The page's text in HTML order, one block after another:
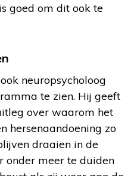
goed om dit ook te
neuropsycholoog
te zien. Hij geeft
over waarom het
hersenaandoening zo
draaien in de
onder meer te duiden